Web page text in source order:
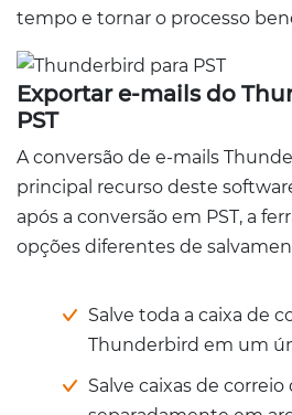
tempo e tornar o processo
Exportar e-mails do
PST
A conversão de e-mails
principal recurso deste
após a conversão em PST, a
opções diferentes de
Salve toda a caixa de
Thunderbird em um
Salve caixas de